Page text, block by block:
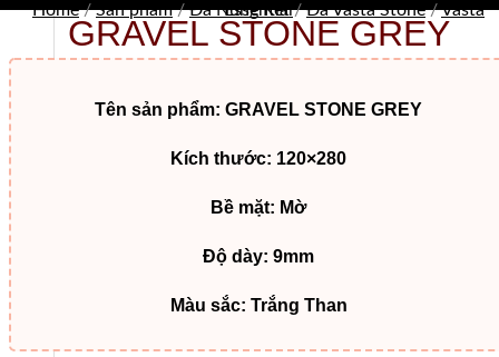
Home / Sản phẩm / Đá Nung Kết / Đá Vasta Stone /
Vasta Essential
GRAVEL STONE GREY
Tên sản phẩm: GRAVEL STONE GREY
Kích thước: 120×280
Bề mặt: Mờ
Độ dày: 9mm
Màu sắc: Trắng Than